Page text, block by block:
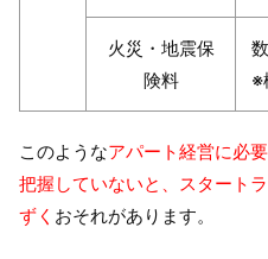
火災・地震保
険料
※
このようなアパート経営に必
把握していないと、スタート
ずく おそれがあります。